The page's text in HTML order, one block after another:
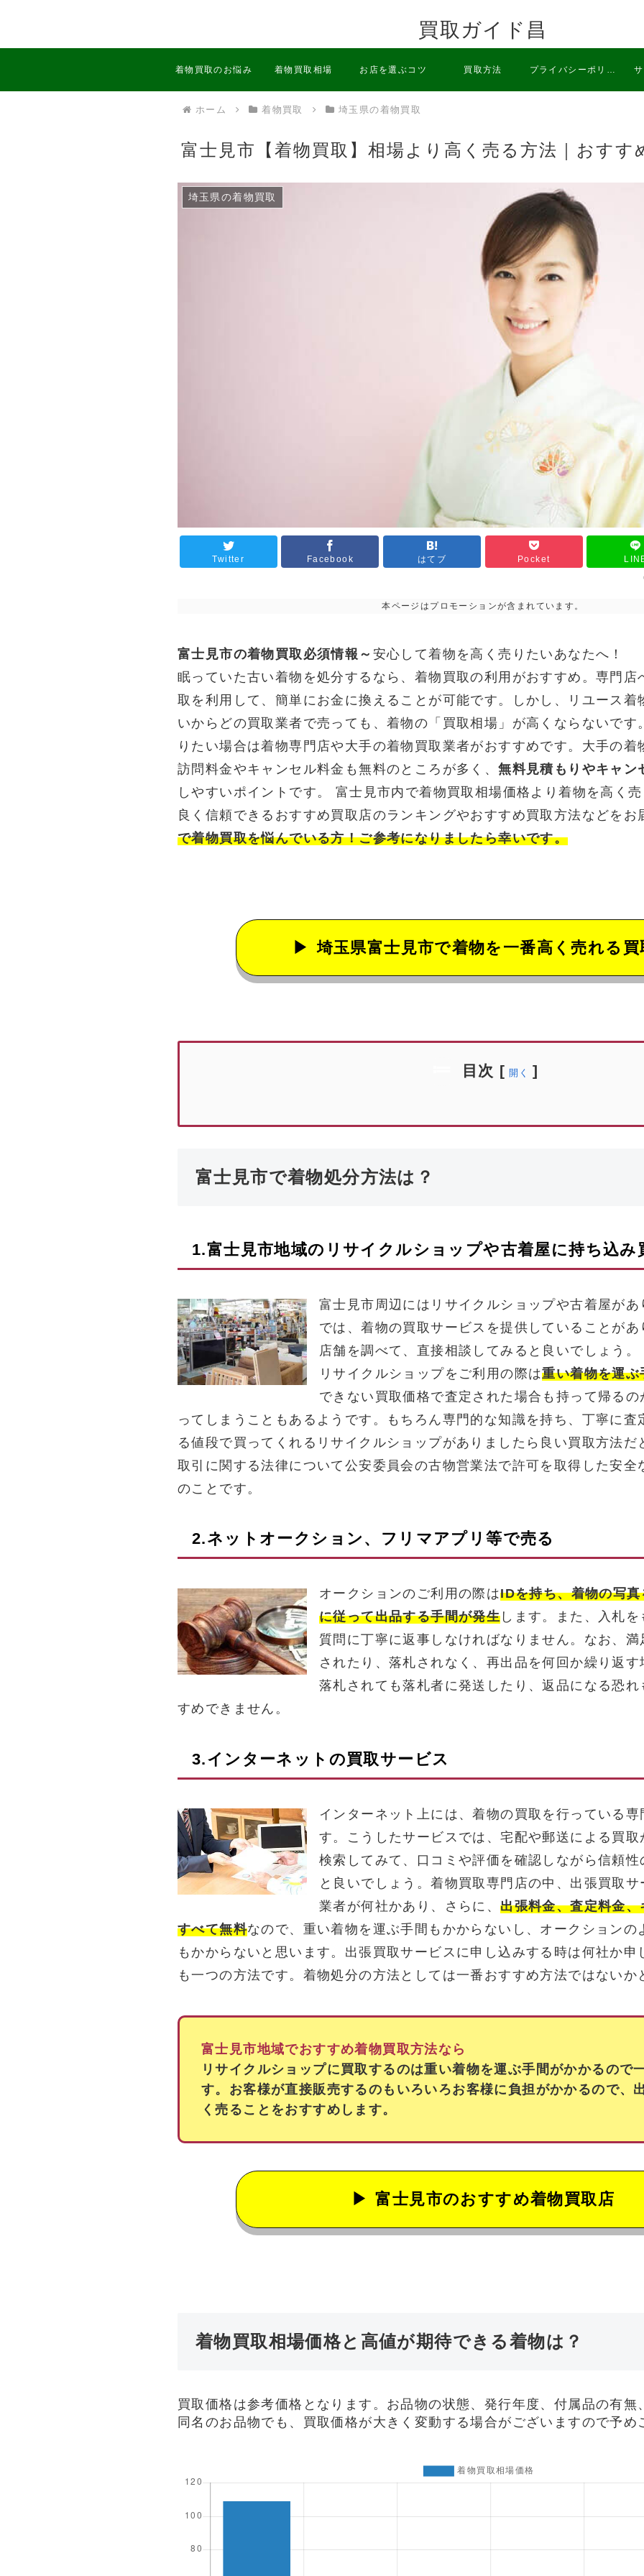
買取ガイド昌
着物買取のお悩み 着物買取相場 お店を選ぶコツ 買取方法 プライバシーポリシ
ホーム 着物買取 埼玉県の着物買取
富士見市【着物買取】相場より高く売る方法｜おすす
埼玉県の着物買取
Twitter Facebook はてブ Pocket
本ページはプロモーションが含まれています。
富士見市の着物買取必須情報～ 安心して着物を高く売りたいあなたへ！
眠っていた古い着物を処分するなら、着物買取の利用がおすすめ。専門店
取を利用して、簡単にお金に換えることが可能です。しかし、リユース着
いからどの買取業者で売っても、着物の「買取相場」が高くならないです
りたい場合は着物専門店や大手の着物買取業者がおすすめです。大手の着
訪問料金やキャンセル料金も無料のところが多く、無料見積もりやキャン
しやすいポイントです。 富士見市内で着物買取相場価格より着物を高く
良く信頼できるおすすめ買取店のランキングやおすすめ買取方法などをお
で着物買取を悩んでいる方！ご参考になりましたら幸いです。
埼玉県富士見市で着物を一番高く売れる買
目次 [ 開く ]
富士見市で着物処分方法は？
1.富士見市地域のリサイクルショップや古着屋に持ち込み
富士見市周辺にはリサイクルショップや古着屋が
では、着物の買取サービスを提供していることが
店舗を調べて、直接相談してみると良いでしょう。
リサイクルショップをご利用の際は重い着物を運
できない買取価格で査定された場合も持って帰る
ってしまうこともあるようです。もちろん専門的な知識を持ち、丁寧に査
る値段で買ってくれるリサイクルショップがありましたら良い買取方法
取引に関する法律について公安委員会の古物営業法で許可を取得した安全
のことです。
2.ネットオークション、フリマアプリ等で売る
オークションのご利用の際はIDを持ち、着物の写
に従って出品する手間が発生 します。また、入札
質問に丁寧に返事しなければなりません。なお、
されたり、落札されなく、再出品を何回か繰り返
落札されても落札者に発送したり、返品になる恐
すめできません。
3.インターネットの買取サービス
インターネット上には、着物の買取を行っている
す。こうしたサービスでは、宅配や郵送による買
検索してみて、口コミや評価を確認しながら信頼
と良いでしょう。着物買取専門店の中、出張買取
業者が何社かあり、さらに、出張料金、査定料金
すべて無料なので、重い着物を運ぶ手間もかからないし、オークションの
もかからないと思います。出張買取サービスに申し込みする時は何社か申
も一つの方法です。着物処分の方法としては一番おすすめ方法ではないか
富士見市地域でおすすめ着物買取方法なら
リサイクルショップに買取するのは重い着物を運ぶ手間がかかるので
す。お客様が直接販売するのもいろいろお客様に負担がかかるので、
く売ることをおすすめします。
富士見市のおすすめ着物買取店
着物買取相場価格と高値が期待できる着物は？
買取価格は参考価格となります。お品物の状態、発行年度、付属品の有無
同名のお品物でも、買取価格が大きく変動する場合がございますので予め